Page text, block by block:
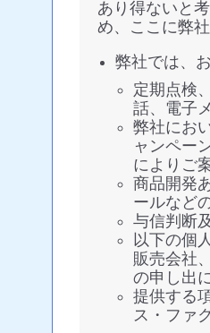
あり得ないと
め、ここに弊
弊社では、
定期点検
話、電子
弊社にお
ャンペー
によりご
商品開発
ールなど
与信判断
以下の個
販売会社
の申し出
提供する
ス・ファ